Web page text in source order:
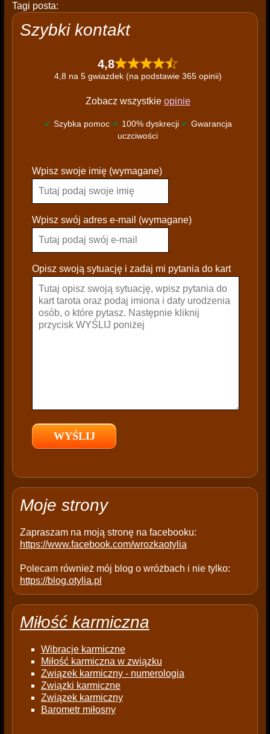
Tagi posta:
Szybki kontakt
4,8
4,8 na 5 gwiazdek (na podstawie 365 opinii)
Zobacz wszystkie opinie
✔ Szybka pomoc ✔ 100% dyskrecji ✔ Gwarancja
uczciwości
l
a
s
e
a
e
e
p
y
Wpisz swoje imię (wymagane)
Wpisz swój adres e-mail (wymagane)
Opisz swoją sytuację i zadaj mi pytania do kart
Moje strony
Zapraszam na moją stronę na facebooku:
https://www.facebook.com/wrozkaotylia
Polecam również mój blog o wróżbach i nie tylko:
https://blog.otylia.pl
Miłość karmiczna
Wibracje karmiczne
Miłość karmiczna w związku
Związek karmiczny - numerologia
Związki karmiczne
Związek karmiczny
Barometr miłosny